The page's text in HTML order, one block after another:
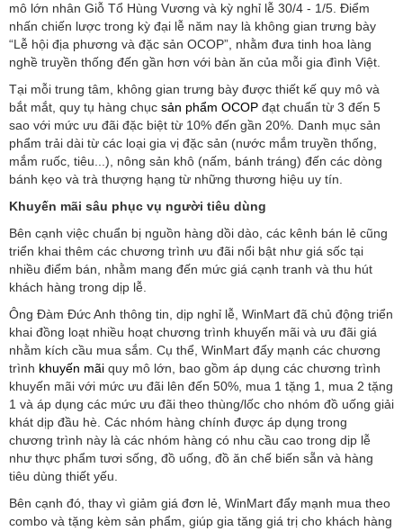
mô lớn nhân Giỗ Tổ Hùng Vương và kỳ nghỉ lễ 30/4 - 1/5. Điểm
nhấn chiến lược trong kỳ đại lễ năm nay là không gian trưng bày
“Lễ hội địa phương và đặc sản OCOP”, nhằm đưa tinh hoa làng
nghề truyền thống đến gần hơn với bàn ăn của mỗi gia đình Việt.
Tại mỗi trung tâm, không gian trưng bày được thiết kế quy mô và
bắt mắt, quy tụ hàng chục sản phẩm OCOP đạt chuẩn từ 3 đến 5
sao với mức ưu đãi đặc biệt từ 10% đến gần 20%. Danh mục sản
phẩm trải dài từ các loại gia vị đặc sản (nước mắm truyền thống,
mắm ruốc, tiêu...), nông sản khô (nấm, bánh tráng) đến các dòng
bánh kẹo và trà thượng hạng từ những thương hiệu uy tín.
Khuyến mãi sâu phục vụ người tiêu dùng
Bên cạnh việc chuẩn bị nguồn hàng dồi dào, các kênh bán lẻ cũng
triển khai thêm các chương trình ưu đãi nổi bật như giá sốc tại
nhiều điểm bán, nhằm mang đến mức giá cạnh tranh và thu hút
khách hàng trong dịp lễ.
Ông Đàm Đức Anh thông tin, dịp nghỉ lễ, WinMart đã chủ động triển
khai đồng loạt nhiều hoạt chương trình khuyến mãi và ưu đãi giá
nhằm kích cầu mua sắm. Cụ thể, WinMart đẩy mạnh các chương
trình khuyến mãi quy mô lớn, bao gồm áp dụng các chương trình
khuyến mãi với mức ưu đãi lên đến 50%, mua 1 tặng 1, mua 2 tặng
1 và áp dụng các mức ưu đãi theo thùng/lốc cho nhóm đồ uống giải
khát dịp đầu hè. Các nhóm hàng chính được áp dụng trong
chương trình này là các nhóm hàng có nhu cầu cao trong dịp lễ
như thực phẩm tươi sống, đồ uống, đồ ăn chế biến sẵn và hàng
tiêu dùng thiết yếu.
Bên cạnh đó, thay vì giảm giá đơn lẻ, WinMart đẩy mạnh mua theo
combo và tặng kèm sản phẩm, giúp gia tăng giá trị cho khách hàng